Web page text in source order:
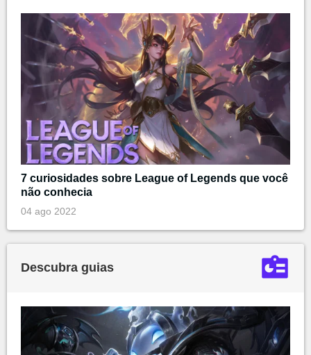
7 curiosidades sobre League of Legends que você
não conhecia
04 ago 2022
Descubra guias